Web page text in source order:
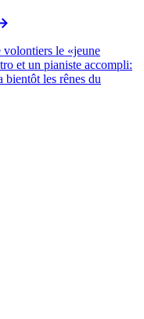
volontiers le «jeune
et un pianiste accompli:
les rênes du